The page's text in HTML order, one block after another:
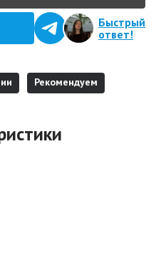
Быстрый
ответ!
Рекомендуем